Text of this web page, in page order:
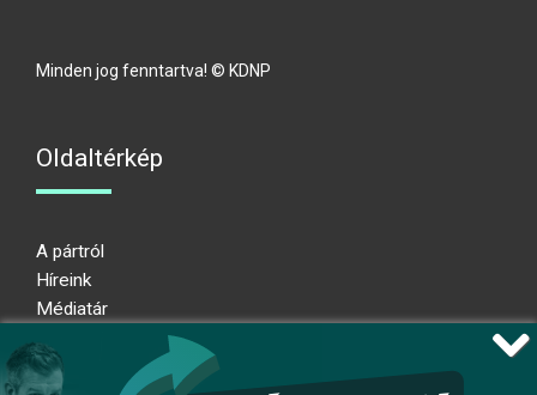
Minden jog fenntartva! © KDNP
Oldaltérkép
A pártról
Híreink
Médiatár
Adatkezelési nyilatkozat